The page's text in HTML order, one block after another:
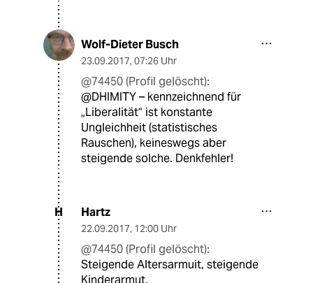
Wolf-Dieter Busch
23.09.2017, 07:26 Uhr
@74450 (Profil gelöscht):
@DHIMITY – kennzeichnend für
„Liberalität“ ist konstante
Ungleichheit (statistisches
Rauschen), keineswegs aber
steigende solche. Denkfehler!
H Hartz
22.09.2017, 12:00 Uhr
@74450 (Profil gelöscht):
Steigende Altersarmuit, steigende
Kinderarmut.